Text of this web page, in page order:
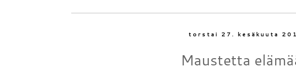
torstai 27. kesäkuuta
Maustetta